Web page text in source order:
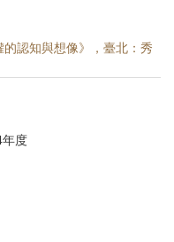
的認知與想像》，臺北：秀
度